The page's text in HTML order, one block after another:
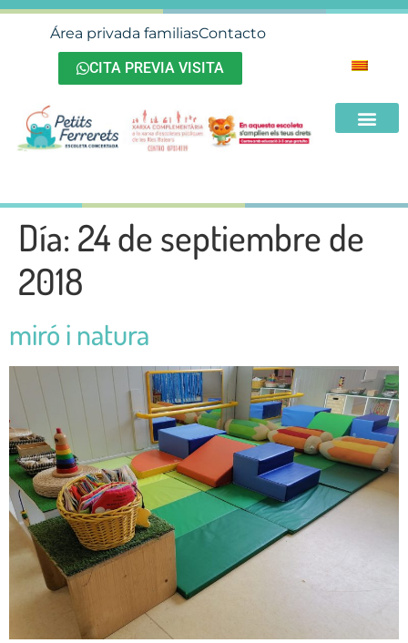
Área privada familiasContacto
CITA PREVIA VISITA
Día: 24 de septiembre de
2018
miró i natura